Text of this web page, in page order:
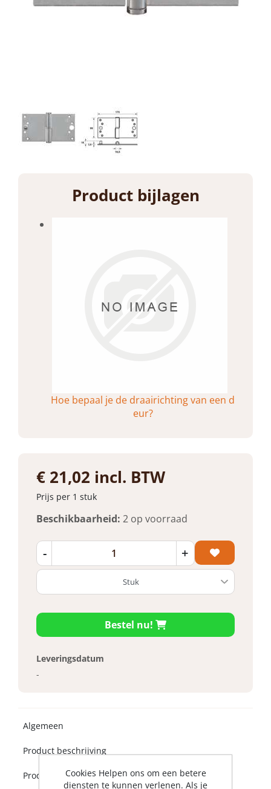
Product bijlagen
Hoe bepaal je de draairichting van een d
eur?
€ 21,02 incl. BTW
Prijs per 1 stuk
Beschikbaarheid: 2 op voorraad
- +
Bestel nu!
Leveringsdatum
-
Algemeen
Product beschrijving
Product specificatiesCookies Helpen ons om een betere
diensten te kunnen verlenen. Als je